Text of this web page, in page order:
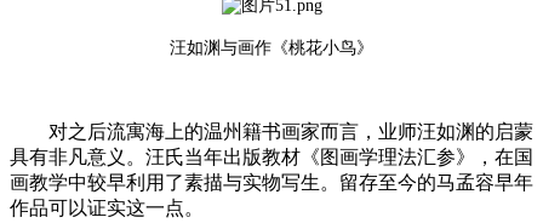
汪如渊与画作《桃花小鸟》
对之后流寓海上的温州籍书画家而言，业师汪如渊的启蒙
具有非凡意义。汪氏当年出版教材《图画学理法汇参》，在国
画教学中较早利用了素描与实物写生。留存至今的马孟容早年
作品可以证实这一点。